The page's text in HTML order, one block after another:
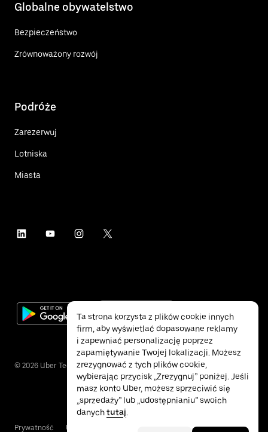
Globalne obywatelstwo
Bezpieczeństwo
Zrównoważony rozwój
Podróże
Zarezerwuj
Lotniska
Miasta
© 2026 Uber Technologies Inc.
Prywatność Ułatwienia dostępu
Ta strona korzysta z plików cookie innych
firm, aby wyświetlać dopasowane reklamy
i zapewniać personalizację poprzez
zapamiętywanie Twojej lokalizacji. Możesz
zrezygnować z tych plików cookie,
wybierając przycisk „Zrezygnuj” poniżej. Jeśli
masz konto Uber, możesz sprzeciwić się
„sprzedaży” lub „udostępnianiu” swoich
danychtutaj.